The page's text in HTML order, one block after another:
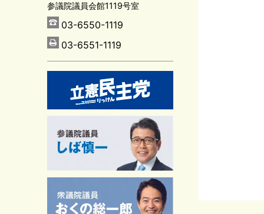
参議院議員会館1119号室
03-6550-1119
03-6551-1119